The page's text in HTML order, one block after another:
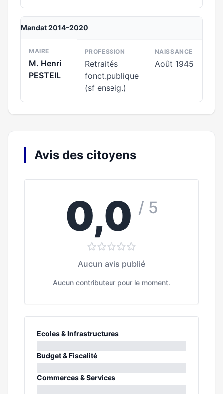
Mandat 2014–2020
MAIRE
M. Henri
PESTEIL
PROFESSION
Retraités
fonct.publique
(sf enseig.)
NAISSANCE
Août 1945
Avis des citoyens
0,0 / 5
Aucun avis publié
Aucun contributeur pour le moment.
Ecoles & Infrastructures
0%
Budget & Fiscalité
0%
Commerces & Services